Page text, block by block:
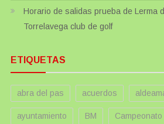
Horario de salidas prueba de Lerma
Torrelavega club de golf
ETIQUETAS
abra del pas acuerdos
ayuntamiento BM Campeonato